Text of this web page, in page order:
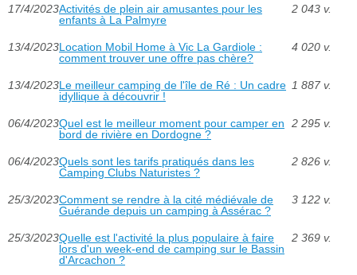
17/4/2023Activités de plein air amusantes pour les
enfants à La Palmyre
2 043 v.
13/4/2023Location Mobil Home à Vic La Gardiole :
comment trouver une offre pas chère?
4 020 v.
13/4/2023Le meilleur camping de l'île de Ré : Un cadre
idyllique à découvrir !
1 887 v.
06/4/2023Quel est le meilleur moment pour camper en
bord de rivière en Dordogne ?
2 295 v.
06/4/2023Quels sont les tarifs pratiqués dans les
Camping Clubs Naturistes ?
2 826 v.
25/3/2023Comment se rendre à la cité médiévale de
Guérande depuis un camping à Assérac ?
3 122 v.
25/3/2023Quelle est l'activité la plus populaire à faire
lors d'un week-end de camping sur le Bassin
d'Arcachon ?
2 369 v.